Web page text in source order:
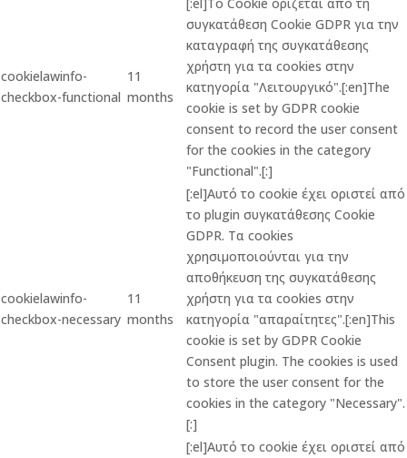
cookielawinfo-
checkbox-functional
11
months
[:el]Το Cookie ορίζεται από τη
συγκατάθεση Cookie GDPR για την
καταγραφή της συγκατάθεσης
χρήστη για τα cookies στην
κατηγορία "Λειτουργικό".[:en]The
cookie is set by GDPR cookie
consent to record the user consent
for the cookies in the category
"Functional".[:]
cookielawinfo-
checkbox-necessary
11
months
[:el]Αυτό το cookie έχει οριστεί από
το plugin συγκατάθεσης Cookie
GDPR. Τα cookies
χρησιμοποιούνται για την
αποθήκευση της συγκατάθεσης
χρήστη για τα cookies στην
κατηγορία "απαραίτητες".[:en]This
cookie is set by GDPR Cookie
Consent plugin. The cookies is used
to store the user consent for the
cookies in the category "Necessary".
[:]
[:el]Αυτό το cookie έχει οριστεί από